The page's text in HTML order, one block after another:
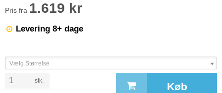
Pris fra 1.619 kr
Levering 8+ dage
Vælg Størrelse
stk. Køb